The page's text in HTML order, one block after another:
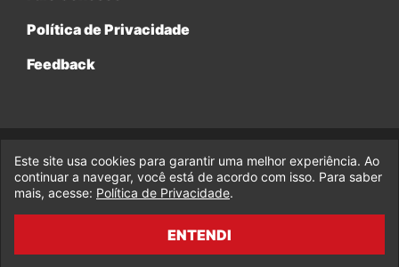
Política de Privacidade
Feedback
© 2017-2026 Legado da Marvel, uma empresa da Legado
Enterprises.
fabiolobo
Este site usa cookies para garantir uma melhor experiência. Ao
continuar a navegar, você está de acordo com isso. Para saber
mais, acesse: Política de Privacidade.
ENTENDI